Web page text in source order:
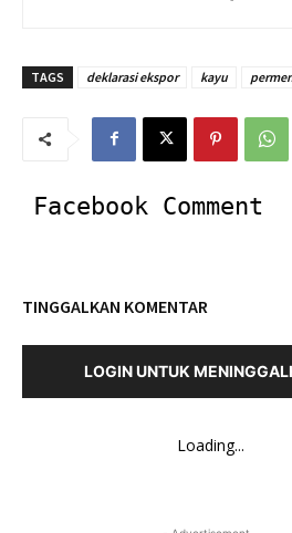
TAGS deklarasi ekspor kayu
Facebook Comment
TINGGALKAN KOMENTAR
LOGIN UNTUK
Loading...